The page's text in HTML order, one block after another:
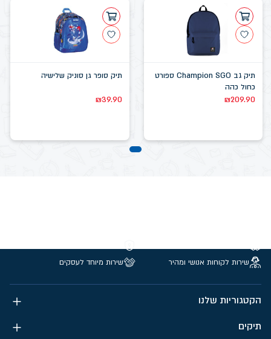
תיק גב Champion SGO ספורט
כחול כהה
₪209.90
תיק סופר גן סוניק שלישיה
₪39.90
שירות לקוחות אנושי ומהיר
שירות מיוחד לעסקים
הקטגוריות שלנו
תיקים